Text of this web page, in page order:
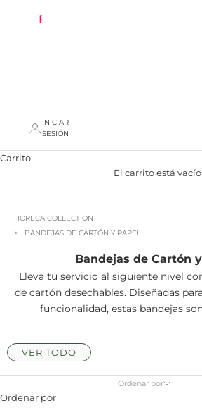
REBAJAS
INICIAR
SESIÓN
Carrito
El carrito está vacío
HORECA COLLECTION
BANDEJAS DE CARTÓN Y PAPEL
Bandejas de Cartón
Lleva tu servicio al siguiente nivel
de cartón desechables. Diseñadas
funcionalidad, estas bandejas
VER TODO
Ordenar por
Ordenar por